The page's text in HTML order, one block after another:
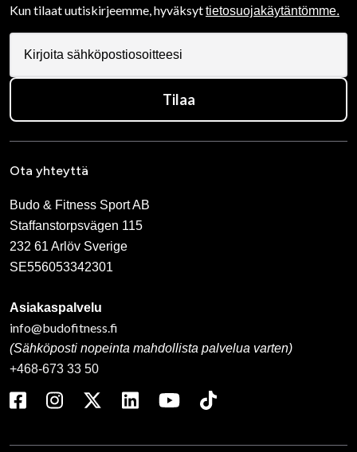
Kun tilaat uutiskirjeemme, hyväksyttietosuojakäytäntömme.
Tilaa
Ota yhteyttä
Budo & Fitness Sport AB
Staffanstorpsvägen 115
232 61 Arlöv Sverige
SE556053342301
Asiakaspalvelu
info@budofitness.fi
(Sähköposti nopeinta mahdollista palvelua varten)
+468-673 33 50